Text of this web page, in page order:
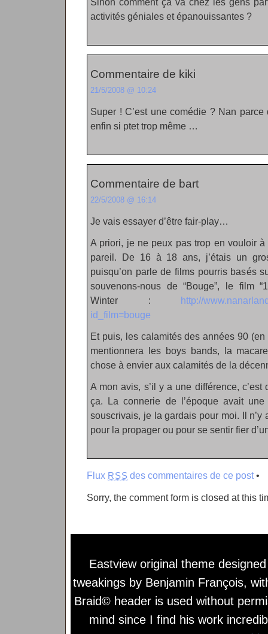
activités géniales et épanouissantes ?
Commentaire de kiki
21/5/2008 @ 10:24
Super ! C’est une comédie ? Nan
enfin si ptet trop même …
Commentaire de bart
22/5/2008 @ 16:14
Je vais essayer d’être fair-play…
A priori, je ne peux pas trop en vouloir à
pareil. De 16 à 18 ans, j’étais un
puisqu’on parle de films pourris basés
souvenons-nous de “Bouge”, le film
Winter : http://
id_film=bouge
Et puis, les calamités des années 90
mentionnera les boys bands, la
chose à envier aux calamités de la
A mon avis, s’il y a une différence,
ça. La connerie de l’époque avait
souscrivais, je la gardais pour moi. Il
pour la propager ou pour se sentir fier
Flux RSS des commentaires de ce post•
Sorry, the comment form is closed at this
Eastview original theme
tweakings by Benjamin François,
Braid© header is used without
mind since I find his work